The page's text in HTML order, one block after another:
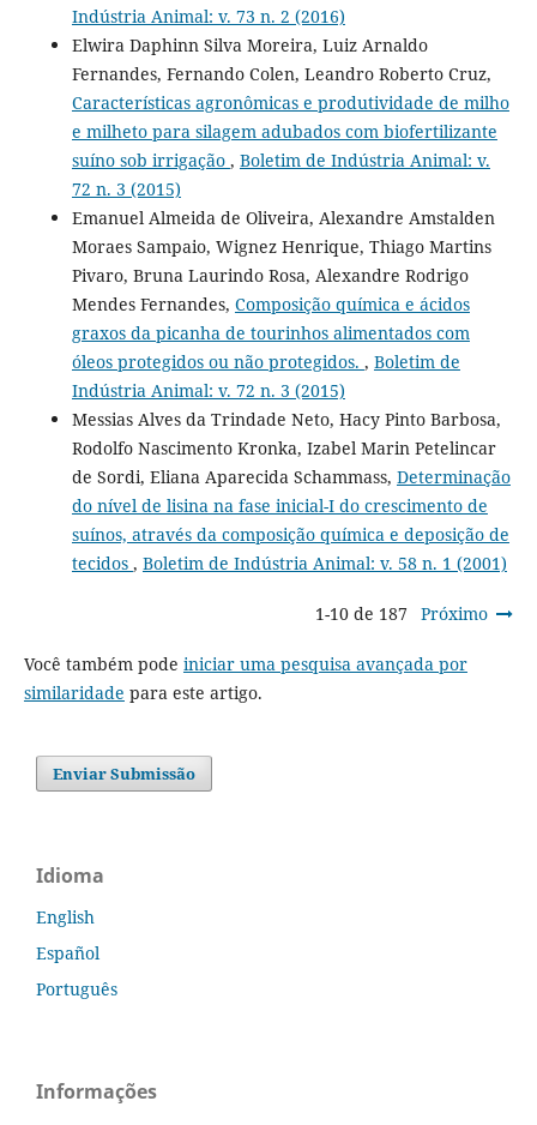
Indústria Animal: v. 73 n. 2 (2016)
Elwira Daphinn Silva Moreira, Luiz Arnaldo
Fernandes, Fernando Colen, Leandro Roberto Cruz,
Características agronômicas e produtividade de milho
e milheto para silagem adubados com biofertilizante
suíno sob irrigação , Boletim de Indústria Animal: v.
72 n. 3 (2015)
Emanuel Almeida de Oliveira, Alexandre Amstalden
Moraes Sampaio, Wignez Henrique, Thiago Martins
Pivaro, Bruna Laurindo Rosa, Alexandre Rodrigo
Mendes Fernandes, Composição química e ácidos
graxos da picanha de tourinhos alimentados com
óleos protegidos ou não protegidos. , Boletim de
Indústria Animal: v. 72 n. 3 (2015)
Messias Alves da Trindade Neto, Hacy Pinto Barbosa,
Rodolfo Nascimento Kronka, Izabel Marin Petelincar
de Sordi, Eliana Aparecida Schammass, Determinação
do nível de lisina na fase inicial-I do crescimento de
suínos, através da composição química e deposição de
tecidos , Boletim de Indústria Animal: v. 58 n. 1 (2001)
1-10 de 187 Próximo
Você também pode iniciar uma pesquisa avançada por
similaridade para este artigo.
Enviar Submissão
Idioma
English
Español
Português
Informações